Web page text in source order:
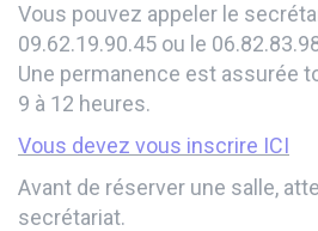
Vous pouvez appeler le
09.62.19.90.45 ou le
Une permanence est assurée
9 à 12 heures.
Vous devez vous inscrire ICI
Avant de réserver une salle,
secrétariat.